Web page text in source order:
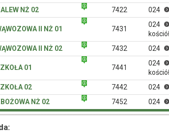
NŻ 02
7422 024
II NŻ 01 7431
024
II NŻ 02
7432 024
01 7441
024
02
7442 024
NŻ 02
7452 024